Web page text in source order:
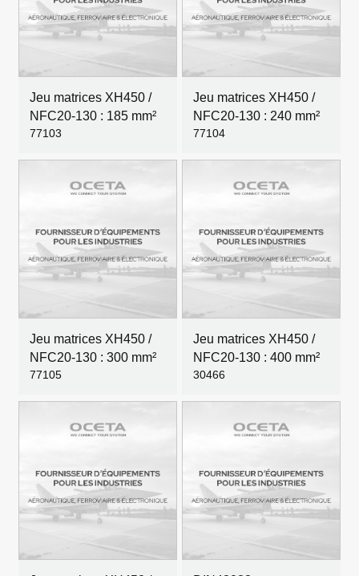
Jeu matrices XH450 /
NFC20-130 : 185 mm²
77103
Jeu matrices XH450 /
NFC20-130 : 240 mm²
77104
Jeu matrices XH450 /
NFC20-130 : 300 mm²
77105
Jeu matrices XH450 /
NFC20-130 : 400 mm²
30466